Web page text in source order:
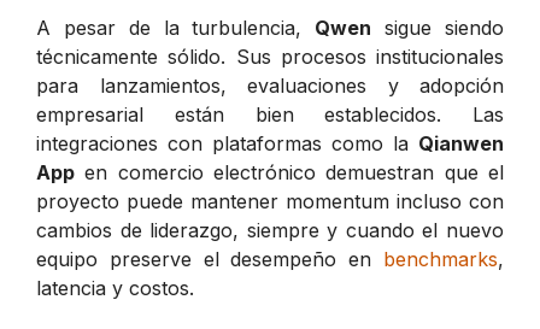
A pesar de la turbulencia, Qwen sigue siendo
técnicamente sólido. Sus procesos institucionales
para lanzamientos, evaluaciones y adopción
empresarial están bien establecidos. Las
integraciones con plataformas como la Qianwen
App en comercio electrónico demuestran que el
proyecto puede mantener momentum incluso con
cambios de liderazgo, siempre y cuando el nuevo
equipo preserve el desempeño en benchmarks,
latencia y costos.